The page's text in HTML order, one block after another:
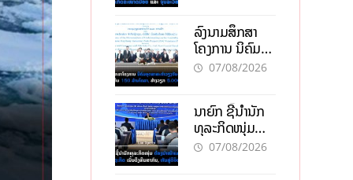
ແລະ ຈຸນລະ
ວິສາຫະກິດ
ລົງນາມສຶກສາ
ໂຄງການ ນິຄົມ
ອຸດສາຫະກຳ
150 ລ້ານໂດລາ,
ສ້າງວຽກ 5.000
ຕຳແໜ່ງ
07/08/2026
ນາຍົກ ຊີ້ນຳນັກ
ທຸລະກິດໜຸ່ມ
ຕ້ອງນຳໜ້າແກ້
07/08/2026